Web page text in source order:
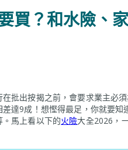
險
償
家電
買？和水險、
在批出按揭之前，會要求業主必
達9成！想慳得最足，你就要知
馬上看以下的火險大全2026，